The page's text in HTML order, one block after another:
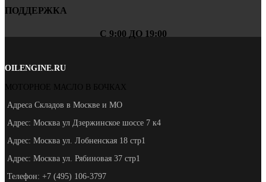
ПОДДЕРЖКА
С 9:00 ДО 19:00
OILENGINE.RU
МОТОРНОЕ МАСЛО В БОЧКАХ
Адреса Складов в Москве и МО
Адрес: Москва ул Дзержинское шоссе 7 к4
Адрес: Москва ул. Лобненская 18 стр1
Адрес: Москва ул. Рябиновая 37 стр1
Телефон: +7 (495) 106-3797